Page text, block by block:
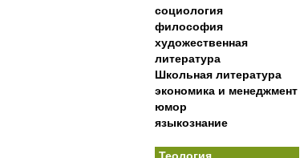
социология
философия
художественная
литература
Школьная литература
экономика и менеджмент
юмор
языкознание